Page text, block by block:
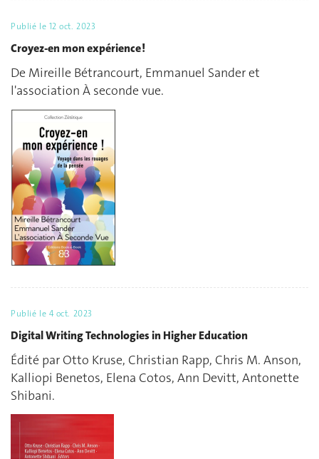
Publié le 12 oct. 2023
Croyez-en mon expérience !
De Mireille Bétrancourt, Emmanuel Sander et
l'association À seconde vue.
Publié le 4 oct. 2023
Digital Writing Technologies in Higher Education
Édité par Otto Kruse, Christian Rapp, Chris M. Anson,
Kalliopi Benetos, Elena Cotos, Ann Devitt, Antonette
Shibani.